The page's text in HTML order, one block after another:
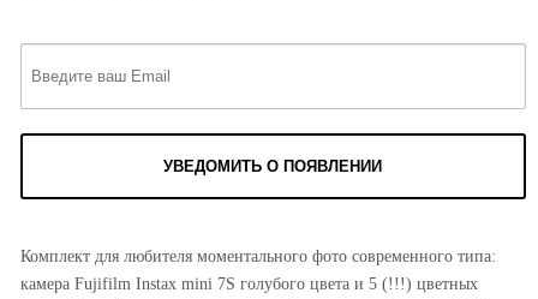
УВЕДОМИТЬ О ПОЯВЛЕНИИ
Комплект для любителя моментального фото современного типа:
камера Fujifilm Instax mini 7S голубого цвета и 5 (!!!) цветных